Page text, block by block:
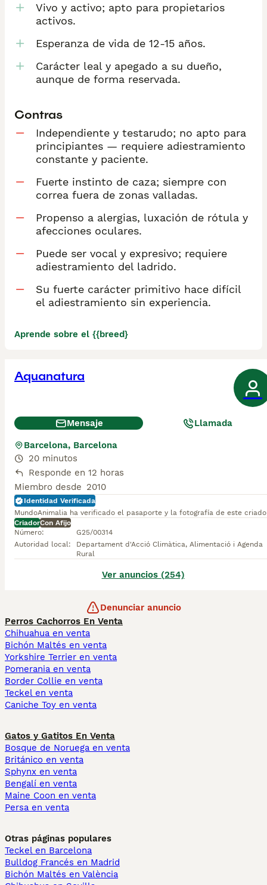
Vivo y activo; apto para propietarios
activos.
Esperanza de vida de 12-15 años.
Carácter leal y apegado a su dueño,
aunque de forma reservada.
Contras
Independiente y testarudo; no apto para
principiantes — requiere adiestramiento
constante y paciente.
Fuerte instinto de caza; siempre con
correa fuera de zonas valladas.
Propenso a alergias, luxación de rótula y
afecciones oculares.
Puede ser vocal y expresivo; requiere
adiestramiento del ladrido.
Su fuerte carácter primitivo hace difícil
el adiestramiento sin experiencia.
Aprende sobre el {{breed}
Aquanatura
Mensaje Llamada
Barcelona, Barcelona
20 minutos
Responde en 12 horas
Miembro desde 2010
Identidad Verificada
MundoAnimalia ha verificado el pasaporte y la fotografía de este
CriadorCon Afijo
Número:
G25/00314
Autoridad local:
Departament d'Acció Climàtica, Alimentació i Agenda
Rural
Ver anuncios (254)
Denunciar anuncio
Perros Cachorros En Venta
Chihuahua en venta
Bichón Maltés en venta
Yorkshire Terrier en venta
Pomerania en venta
Border Collie en venta
Teckel en venta
Caniche Toy en venta
Gatos y Gatitos En Venta
Bosque de Noruega en venta
Británico en venta
Sphynx en venta
Bengalí en venta
Maine Coon en venta
Persa en venta
Otras páginas populares
Teckel en Barcelona
Bulldog Francés en Madrid
Bichón Maltés en València